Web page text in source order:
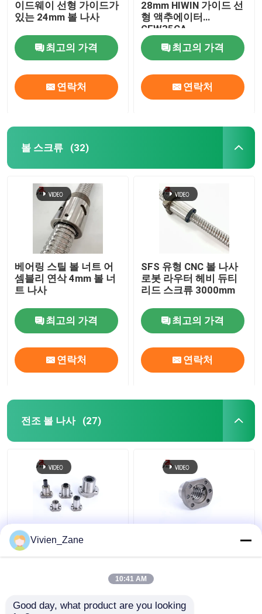
이드웨이 선형 가이드가
있는 24mm 볼 나사
최고의 가격
연락처
28mm HIWIN 가이드 선
형 액추에이터
GEW35CA
최고의 가격
연락처
볼 스크류 (32)
베어링 스틸 볼 너트 어
셈블리 연삭 4mm 볼 너
트 나사
최고의 가격
연락처
SFS 유형 CNC 볼 나사
로봇 라우터 헤비 듀티
리드 스크류 3000mm
최고의 가격
연락처
전조 볼 나사 (27)
SF STYPE 전조 볼 나사
소형 6000mm 나사 볼
Vivien_Zane
10:41 AM
Good day, what product are you looking